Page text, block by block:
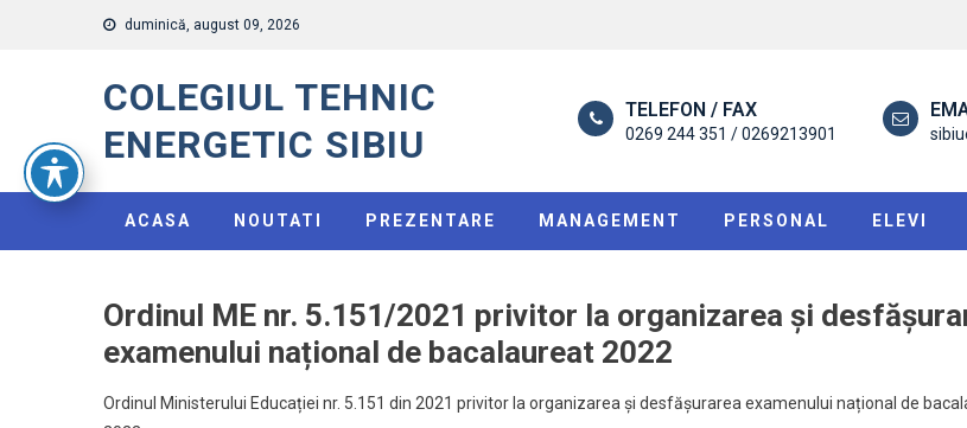
duminică, august 09, 2026
COLEGIUL TEHNIC
ENERGETIC SIBIU
TELEFON / FAX
0269 244 351 / 0269213901
ACASA NOUTATI PREZENTARE MANAGEMENT PERSONAL ELEVI
Ordinul ME nr. 5.151/2021 privitor la organizarea și
examenului național de bacalaureat 2022
Ordinul Ministerului Educației nr. 5.151 din 2021 privitor la organizarea și desfășurarea examenului național de